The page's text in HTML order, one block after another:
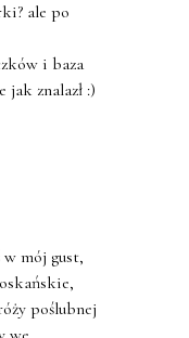
ale po
i baza
znalazł :)
mój gust,
poślubnej